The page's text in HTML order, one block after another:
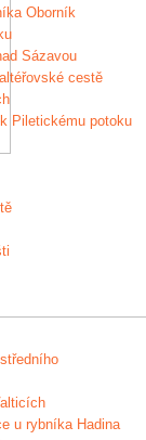
Oborník
Sázavou
cestě
Piletickému potoku
u rybníka Hadina